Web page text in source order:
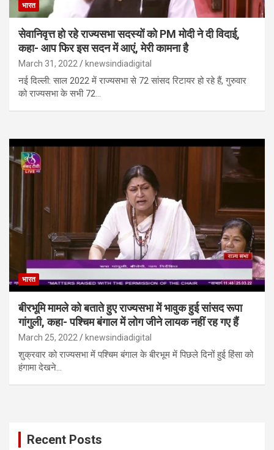
भारत
सेवानिवृत्त हो रहे राज्यसभा सदस्यों को PM मोदी ने दी विदाई,
कहा- आप फिर इस सदन में आएं, मेरी कामना है
March 31, 2022 knewsindiadigital
नई दिल्ली: साल 2022 में राज्यसभा से 72 सांसद रिटायर हो रहे हैं, गुरुवार
को राज्यसभा के सभी 72…
भारत
बीरभूमि मामले को बताते हुए राज्यसभा में भावुक हुई सांसद रूपा
गांगुली, कहा- पश्चिम बंगाल में लोग जीने लायक नहीं रह गए हैं
March 25, 2022 knewsindiadigital
शुक्रवार को राज्यसभा में पश्चिम बंगाल के बीरभूम में पिछले दिनों हुई हिंसा को
हंगामा देखने…
Recent Posts